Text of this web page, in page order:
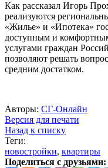
Как рассказал Игорь
реализуются
«Жилье» и «Ипотека»
доступным и
услугами граждан
позволяют решать
средним достатком.
Авторы: СГ-Онлайн
Версия для печати
Назад к списку
Теги:
новостройки, квартиры
Поделиться с друзьями: